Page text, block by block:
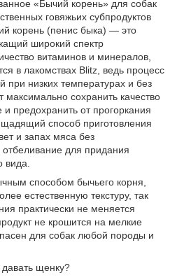
«Бычий корень» для собак
говяжьих субпродуктов
корень (пенис быка) — это
широкий спектр
витаминов и минералов,
в лакомствах Blitz, ведь процесс
низких температурах и без
максимально сохранить качество
предохранить от прогоркания
способ приготовления
и запах мяса без
для придания
вида.
способом бычьего корня,
естественную текстуру, так
практически не меняется
не крошится на мелкие
для собак любой породы и
щенку?